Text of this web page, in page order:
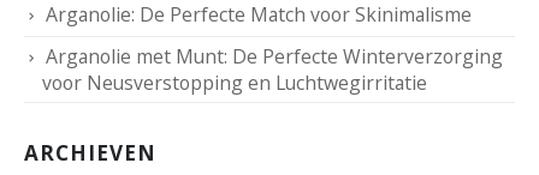
Arganolie: De Perfecte Match voor Skinimalisme
Arganolie met Munt: De Perfecte Winterverzorging
voor Neusverstopping en Luchtwegirritatie
ARCHIEVEN